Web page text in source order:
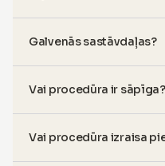
Galvenās sastāvdaļas?
Vai procedūra ir sāpīga?
Vai procedūra izraisa